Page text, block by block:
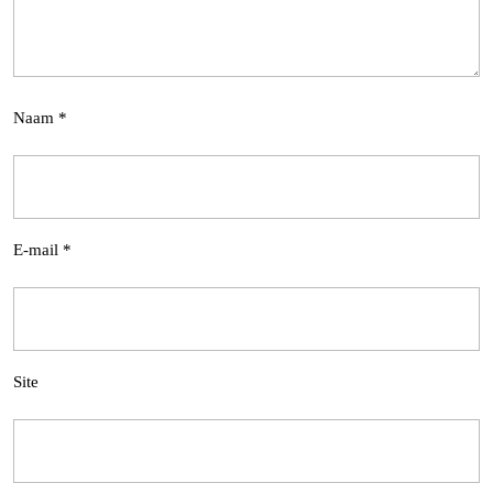
Naam *
E-mail *
Site